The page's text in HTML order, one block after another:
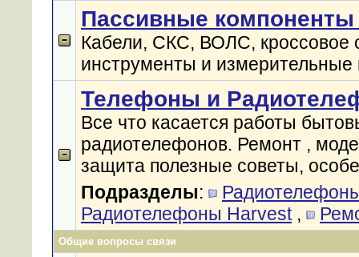
Пассивные компоненты
Кабели, СКС, ВОЛС, кроссовое
инструменты и
Телефоны и
Все что касается работы
радиотелефонов. Ремонт ,
защита полезные советы,
Подразделы:
Радиотелефоны Harvest ,
Общие вопросы связи